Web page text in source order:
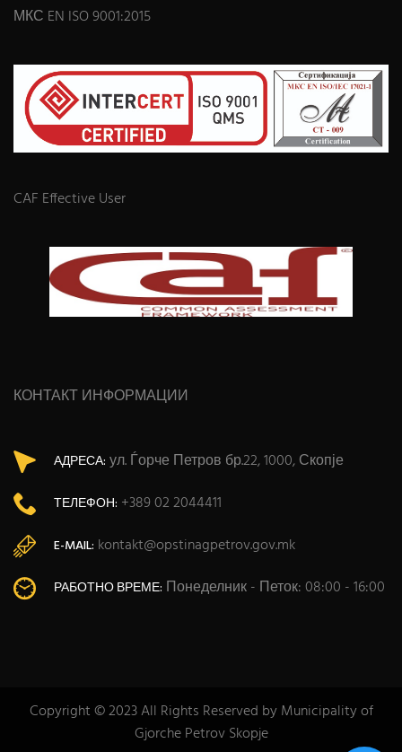
МКС EN ISO 9001:2015
CAF Effective User
КОНТАКТ ИНФОРМАЦИИ
АДРЕСА: ул. Ѓорче Петров бр.22, 1000, Скопје
ТЕЛЕФОН: +389 02 2044411
E-MAIL: kontakt@opstinagpetrov.gov.mk
РАБОТНО ВРЕМЕ: Понеделник - Петок: 08:00 - 16:00
Copyright © 2023 All Rights Reserved by Municipality of
Gjorche Petrov Skopje